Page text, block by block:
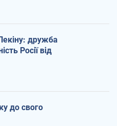
дружба
Росії від
до свого